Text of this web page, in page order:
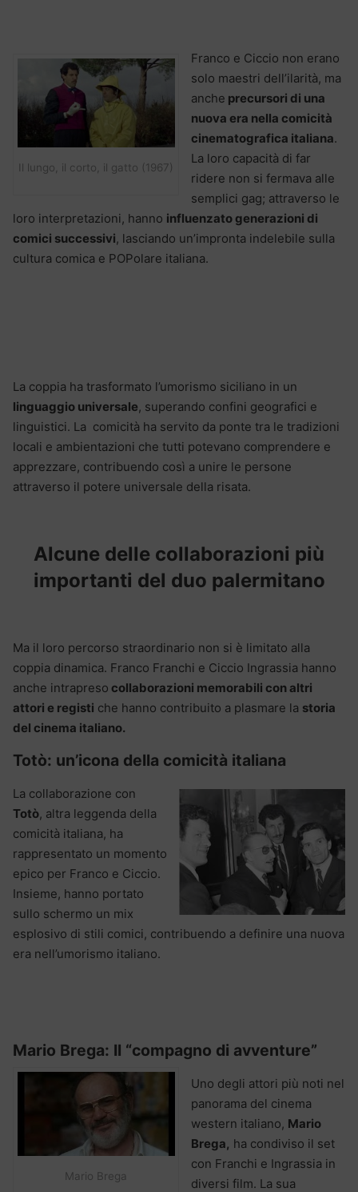
Il lungo, il corto, il gatto (1967)
Franco e Ciccio non erano
solo maestri dell’ilarità, ma
anche precursori di una
nuova era nella comicità
cinematografica italiana.
La loro capacità di far
ridere non si fermava alle
semplici gag; attraverso le
loro interpretazioni, hanno influenzato generazioni di
comici successivi, lasciando un’impronta indelebile sulla
cultura comica e POPolare italiana.
La coppia ha trasformato l’umorismo siciliano in un
linguaggio universale, superando confini geografici e
linguistici. La comicità ha servito da ponte tra le tradizioni
locali e ambientazioni che tutti potevano comprendere e
apprezzare, contribuendo così a unire le persone
attraverso il potere universale della risata.
Alcune delle collaborazioni più
importanti del duo palermitano
Ma il loro percorso straordinario non si è limitato alla
coppia dinamica. Franco Franchi e Ciccio Ingrassia hanno
anche intrapreso collaborazioni memorabili con altri
attori e registi che hanno contribuito a plasmare la storia
del cinema italiano.
Totò: un’icona della comicità italiana
La collaborazione con
Totò, altra leggenda della
comicità italiana, ha
rappresentato un momento
epico per Franco e Ciccio.
Insieme, hanno portato
sullo schermo un mix
esplosivo di stili comici, contribuendo a definire una nuova
era nell’umorismo italiano.
Mario Brega: Il “compagno di avventure”
Mario Brega
Uno degli attori più noti nel
panorama del cinema
western italiano, Mario
Brega, ha condiviso il set
con Franchi e Ingrassia in
diversi film. La sua